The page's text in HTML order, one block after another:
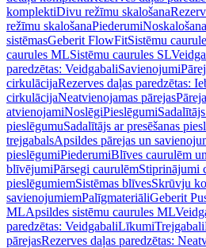
komplektiDivu režīmu skalošana
režīmu skalošanaPiederumi
sistēmasGeberit FlowFitSistēmu
caurules MLSistēmu caurules SL
paredzētas: VeidgabaliSavienojumi
cirkulācijaRezerves daļas paredzētas:
cirkulācijaNeatvienojamas pārejas
atvienojamiNoslēgiPieslēgumi
pieslēgumuSadalītājs ar presēšanas
trejgabalsApsildes pārejas un
pieslēgumiPiederumiBlīves caurulēm
blīvējumiPārsegi caurulēmStiprinājumi
pieslēgumiemSistēmas blīvesSkrūvju
savienojumiemPalīgmateriāliGeberit
MLApsildes sistēmu caurules ML
paredzētas: VeidgabaliLīkumiTrejgabali
pārejasRezerves daļas paredzētas: